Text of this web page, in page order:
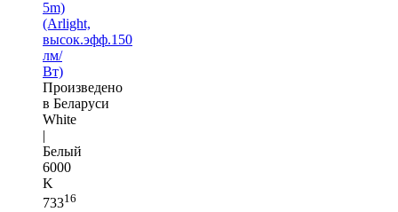
5m)
(Arlight,
высок.эфф.150
лм/
Вт)
Произведено
в Беларуси
White
|
Белый
6000
K
73316